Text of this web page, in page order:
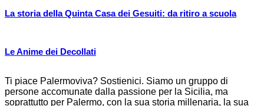
La storia della Quinta Casa dei Gesuiti: da ritiro a scuola
Le Anime dei Decollati
Ti piace Palermoviva? Sostienici. Siamo un gruppo di
persone accomunate dalla passione per la Sicilia, ma
soprattutto per Palermo, con la sua storia millenaria, la sua